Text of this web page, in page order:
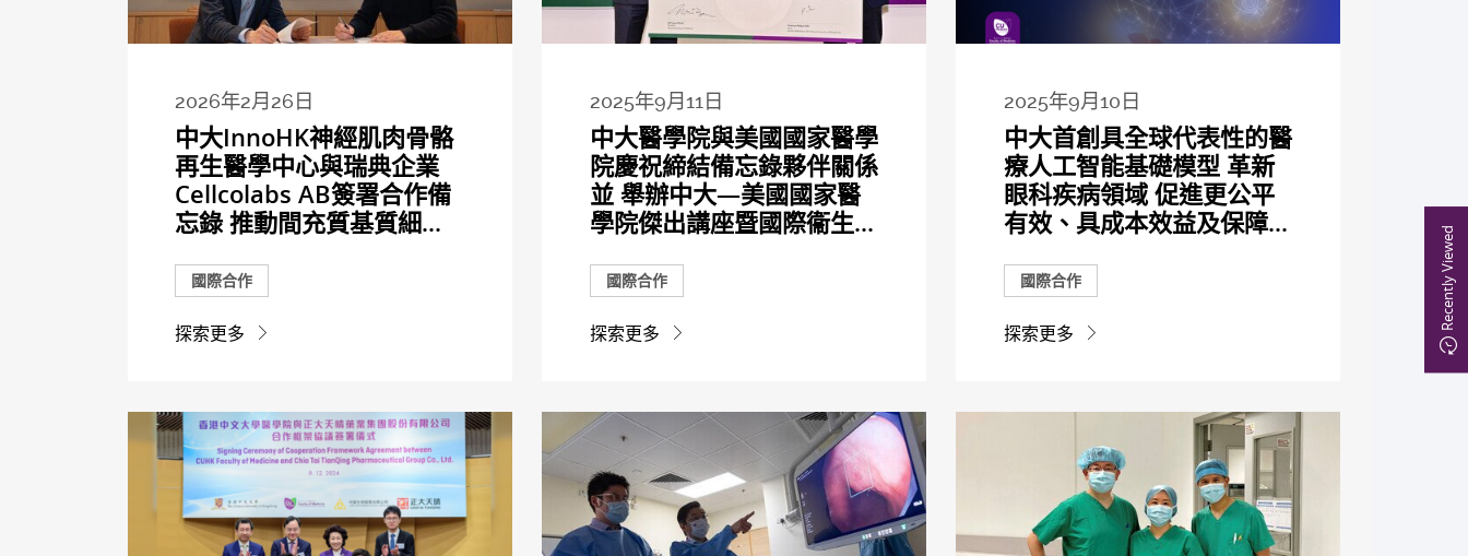
Recently Viewed
2026年2月26日
中大InnoHK神經肌肉骨骼
再生醫學中心與瑞典企業
Cellcolabs AB簽署合作備
忘錄 推動間充質基質細...
國際合作
探索更多
2025年9月11日
中大醫學院與美國國家醫學
院慶祝締結備忘錄夥伴關係
並 舉辦中大—美國國家醫
學院傑出講座暨國際衞生...
國際合作
探索更多
2025年9月10日
中大首創具全球代表性的醫
療人工智能基礎模型 革新
眼科疾病領域 促進更公平
有效、具成本效益及保障...
國際合作
探索更多